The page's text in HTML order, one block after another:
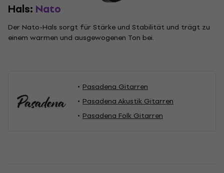
Hals: Nato
Der Nato-Hals sorgt für Stärke und Stabilität und trägt zu
einem warmen und ausgewogenen Ton bei.
Pasadena Gitarren
Pasadena Akustik Gitarren
Pasadena Folk Gitarren